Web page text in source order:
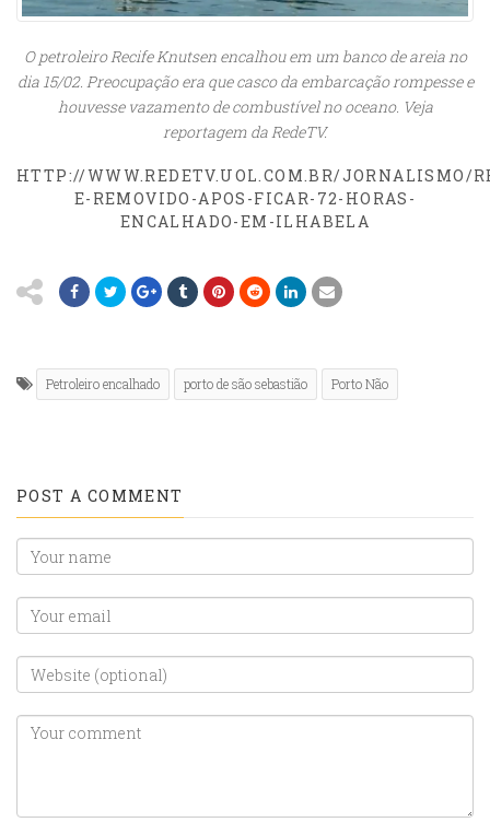
O petroleiro Recife Knutsen encalhou em um banco de areia no
dia 15/02. Preocupação era que casco da embarcação rompesse e
houvesse vazamento de combustível no oceano. Veja
reportagem da RedeTV.
HTTP://WWW.REDETV.UOL.COM.BR/JORNALISMO/
E-REMOVIDO-APOS-FICAR-72-HORAS-
ENCALHADO-EM-ILHABELA
Petroleiro encalhado porto de são sebastião Porto Não
POST A COMMENT